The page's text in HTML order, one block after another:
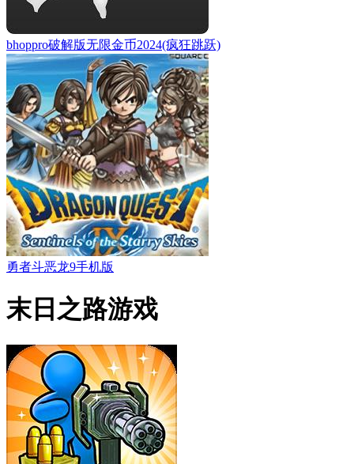
bhoppro破解版无限金币2024(疯狂跳跃)
勇者斗恶龙9手机版
末日之路游戏